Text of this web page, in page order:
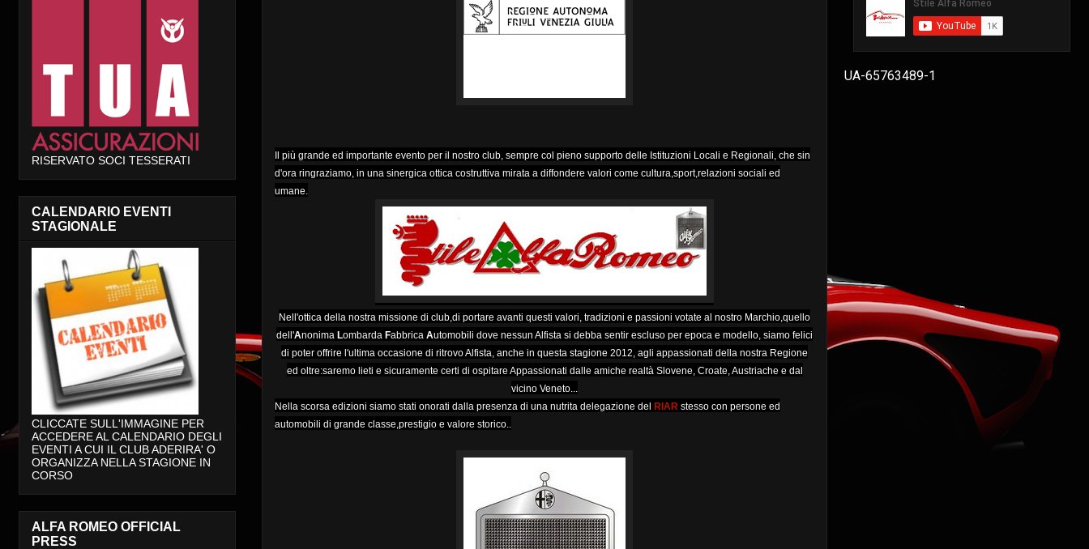
Il più grande ed importante evento per il nostro club, sempre col pieno supporto delle Istituzioni Locali e Regionali, che sin
d'ora ringraziamo, in una sinergica ottica costruttiva mirata a diffondere valori come cultura,sport,relazioni sociali ed
umane.
Nell'ottica della nostra missione di club,di portare avanti questi valori, tradizioni e passioni votate al nostro Marchio,quello
dell'Anonima Lombarda Fabbrica Automobili dove nessun Alfista si debba sentir escluso per epoca e modello, siamo felici
di poter offrire l'ultima occasione di ritrovo Alfista, anche in questa stagione 2012, agli appassionati della nostra Regione
ed oltre:saremo lieti e sicuramente certi di ospitare Appassionati dalle amiche realtà Slovene, Croate, Austriache e dal
vicino Veneto...
Nella scorsa edizioni siamo stati onorati dalla presenza di una nutrita delegazione del
RIAR stesso con persone ed
automobili di grande classe,prestigio e valore storico..
RISERVATO SOCI TESSERATI
CALENDARIO EVENTI
STAGIONALE
CLICCATE SULL'IMMAGINE PER
ACCEDERE AL CALENDARIO DEGLI
EVENTI A CUI IL CLUB ADERIRA' O
ORGANIZZA NELLA STAGIONE IN
CORSO
ALFA ROMEO OFFICIAL
PRESS
UA-65763489-1